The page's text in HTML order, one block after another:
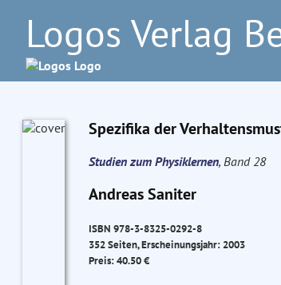
Logos Verlag
Spezifika der
Studien zum Physiklernen, Band 28
Andreas Saniter
ISBN 978-3-8325-0292-8
352 Seiten, Erscheinungsjahr: 2003
Preis: 40.50 €